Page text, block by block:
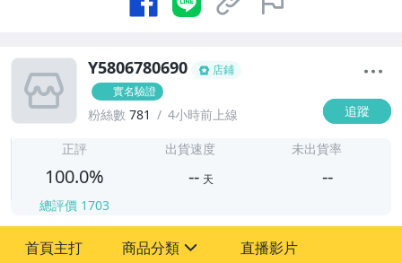
Y5806780690
店鋪
實名驗證
粉絲數 781 4小時前上線 追蹤
正評
100.0%
總評價 1703
出貨速度
-- 天
未出貨率
--
首頁主打 商品分類 直播影片